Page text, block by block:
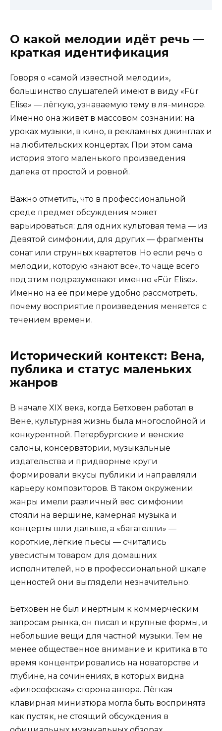
О какой мелодии идёт речь —
краткая идентификация
Говоря о «самой известной мелодии»,
большинство слушателей имеют в виду «Für
Elise» — лёгкую, узнаваемую тему в ля-миноре.
Именно она живёт в массовом сознании: на
уроках музыки, в кино, в рекламных джинглах и
на любительских концертах. При этом сама
история этого маленького произведения
далека от простой и ровной.
Важно отметить, что в профессиональной
среде предмет обсуждения может
варьироваться: для одних культовая тема — из
Девятой симфонии, для других — фрагменты
сонат или струнных квартетов. Но если речь о
мелодии, которую «знают все», то чаще всего
под этим подразумевают именно «Für Elise».
Именно на её примере удобно рассмотреть,
почему восприятие произведения меняется с
течением времени.
Исторический контекст: Вена,
публика и статус маленьких
жанров
В начале XIX века, когда Бетховен работал в
Вене, культурная жизнь была многослойной и
конкурентной. Петербургские и венские
салоны, консерватории, музыкальные
издательства и придворные круги
формировали вкусы публики и направляли
карьеру композиторов. В таком окружении
жанры имели различный вес: симфонии
стояли на вершине, камерная музыка и
концерты шли дальше, а «багателли» —
короткие, лёгкие пьесы — считались
увесистым товаром для домашних
исполнителей, но в профессиональной шкале
ценностей они выглядели незначительно.
Бетховен не был инертным к коммерческим
запросам рынка, он писал и крупные формы, и
небольшие вещи для частной музыки. Тем не
менее общественное внимание и критика в то
время концентрировались на новаторстве и
глубине, на сочинениях, в которых видна
«философская» сторона автора. Лёгкая
клавирная миниатюра могла быть воспринята
как пустяк, не стоящий обсуждения в